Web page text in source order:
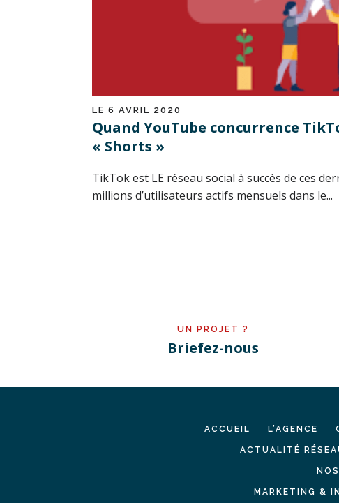
LE 6 AVRIL 2020
Quand YouTube concurrence
« Shorts »
TikTok est LE réseau social à succès de ces
millions d’utilisateurs actifs mensuels dans le...
UN PROJET ?
Briefez-nous
ACCUEIL L’AGENCE
ACTUALITÉ
MARKETING &